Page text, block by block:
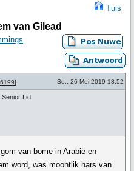
Tuis
van Gilead
] So., 26 Mei 2019 18:52
Senior Lid
van bome in Arabië en
word, was moontlik hars van